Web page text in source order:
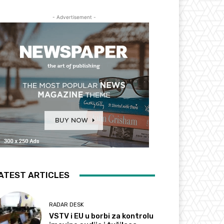
- Advertisement -
ARTICLES
RADAR DESK
VSTV i EU u borbi za kontrolu